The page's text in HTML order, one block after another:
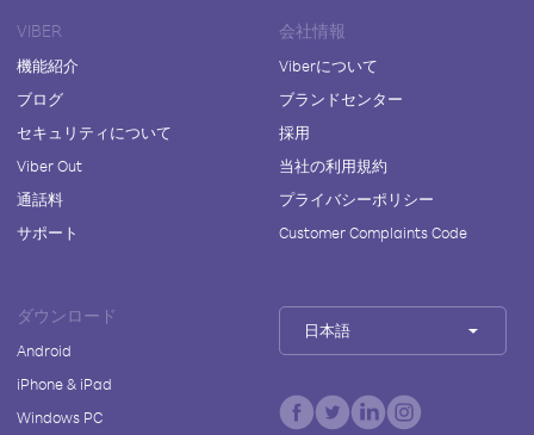
VIBER
機能紹介
ブログ
セキュリティについて
Viber Out
通話料
サポート
会社情報
Viberについて
ブランドセンター
採用
当社の利用規約
プライバシーポリシー
Customer Complaints Code
ダウンロード
Android
iPhone & iPad
Windows PC
日本語